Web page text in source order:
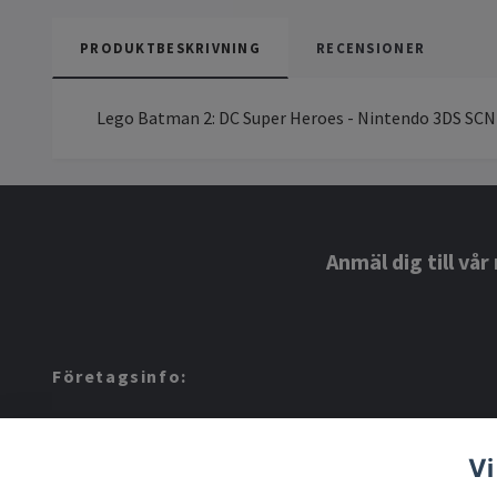
PRODUKTBESKRIVNING RECENSIONER
Lego Batman 2: DC Super Heroes - Nintendo 3DS SCN
Anmäl dig till
Företagsinfo: